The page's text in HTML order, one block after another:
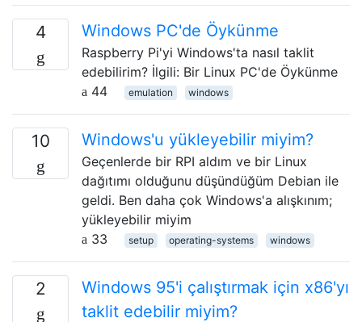
4 Windows PC'de Öykünme
Raspberry Pi'yi Windows'ta nasıl taklit
edebilirim? İlgili: Bir Linux PC'de Öykünme
44
emulation windows
10 Windows'u yükleyebilir miyim?
Geçenlerde bir RPI aldım ve bir Linux
dağıtımı olduğunu düşündüğüm Debian ile
geldi. Ben daha çok Windows'a alışkınım;
yükleyebilir miyim
33
setup operating-systems windows
2
Windows 95'i çalıştırmak için x86'yı
taklit edebilir miyim?